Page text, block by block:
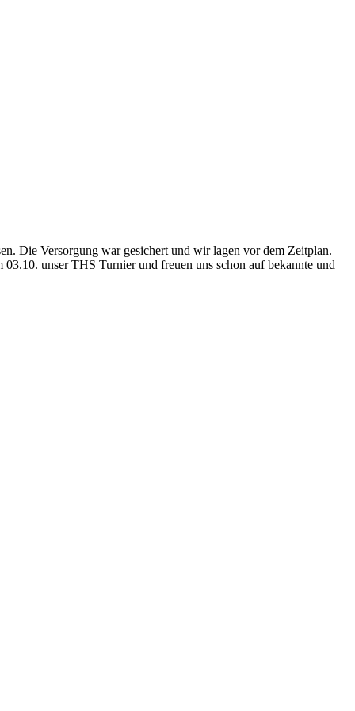
Die Versorgung war gesichert und wir lagen vor dem Zeitplan.
unser THS Turnier und freuen uns schon auf bekannte und